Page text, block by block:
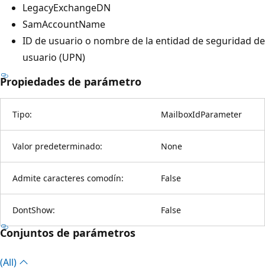
LegacyExchangeDN
SamAccountName
ID de usuario o nombre de la entidad de seguridad de
usuario (UPN)
Propiedades de parámetro
Tipo: MailboxIdParameter
Valor predeterminado: None
Admite caracteres comodín: False
DontShow: False
Conjuntos de parámetros
(All)